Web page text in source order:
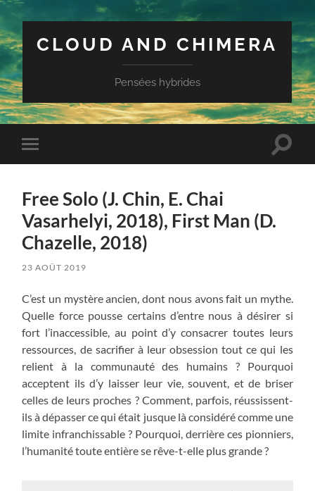
CLOUD AND CHIMERA
Pensées hybrides
Toggle
mobile
Toggle
Free Solo (J. Chin, E. Chai
Vasarhelyi, 2018), First Man (D.
Chazelle, 2018)
23 AOÛT 2019
C’est un mystère ancien, dont nous avons fait un mythe.
Quelle force pousse certains d’entre nous à désirer si
fort l’inaccessible, au point d’y consacrer toutes leurs
ressources, de sacrifier à leur obsession tout ce qui les
relient à la communauté des humains ? Pourquoi
acceptent ils d’y laisser leur vie, souvent, et de briser
celles de leurs proches ? Comment, parfois, réussissent-
ils à dépasser ce qui était jusque là considéré comme une
limite infranchissable ? Pourquoi, derrière ces pionniers,
l’humanité toute entière se rêve-t-elle plus grande ?